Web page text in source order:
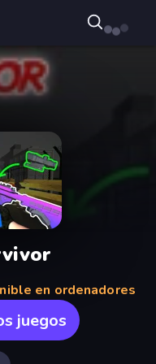
en ordenadores
juegos